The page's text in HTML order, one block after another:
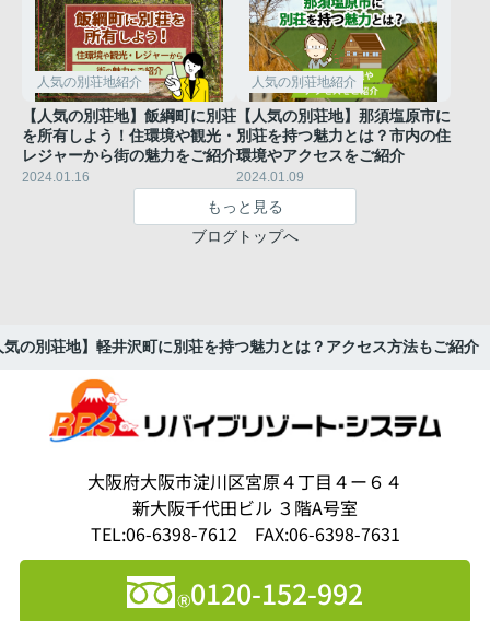
人気の別荘地紹介
【人気の別荘地】飯綱町に別荘
を所有しよう！住環境や観光・
レジャーから街の魅力をご紹介
2024.01.16
人気の別荘地紹介
【人気の別荘地】那須塩原市に
別荘を持つ魅力とは？市内の住
環境やアクセスをご紹介
2024.01.09
もっと見る
ブログトップへ
気の別荘地】軽井沢町に別荘を持つ魅力とは？アクセス方法もご紹介
大阪府大阪市淀川区宮原４丁目４ー６４
新大阪千代田ビル ３階A号室
TEL:06-6398-7612 FAX:06-6398-7631
0120-152-992